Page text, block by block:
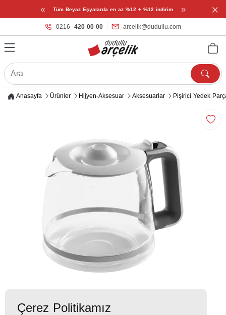
« Tüm Beyaz Eşyalarda en az %12 + %12 indirim » ×
0216 420 00 00 arcelik@dudullu.com
Anasayfa Ürünler Hijyen-Aksesuar Aksesuarlar Pişirici Yedek
Çerez Politikamız